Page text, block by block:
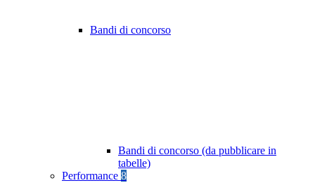
Bandi di concorso
Bandi di concorso (da pubblicare in
tabelle)
Performance 8